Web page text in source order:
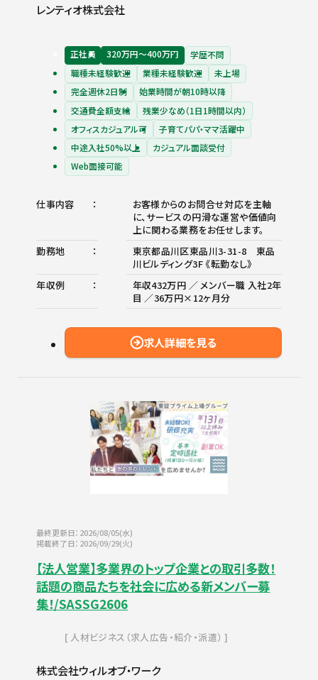
レンティオ株式会社
正社員 320万円〜400万円
学歴不問
職種未経験歓迎
業種未経験歓迎
未上場
完全週休2日制
始業時間が朝10時以降
交通費全額支給
残業少なめ（1日1時間以内）
オフィスカジュアル可
子育てパパ・ママ活躍中
中途入社50%以上
カジュアル面談受付
Web面接可能
仕事内容
お客様からのお問合せ対応を主軸
に、サービスの円滑な運営や価値向
上に関わる業務をお任せします。
勤務地
東京都品川区東品川3-31-8 東品
川ビルディング3F 《転勤なし》
年収例
年収432万円 ／ メンバー職 入社2年
目 ／36万円×12ヶ月分
求人詳細を見る
最終更新日：2026/08/05(水)
掲載終了日：2026/09/29(火)
【法人営業】多業界のトップ企業との取引多数！
話題の商品たちを社会に広める新メンバー募
集！/SASSG2606
人材ビジネス（求人広告・紹介・派遣）
株式会社ウィルオブ・ワーク